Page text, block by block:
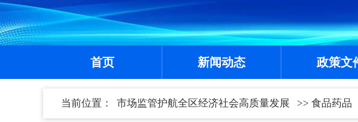
首页 新闻动态 政策文
当前位置： 市场监管护航全区经济社会高质量发展 >> 食品药品